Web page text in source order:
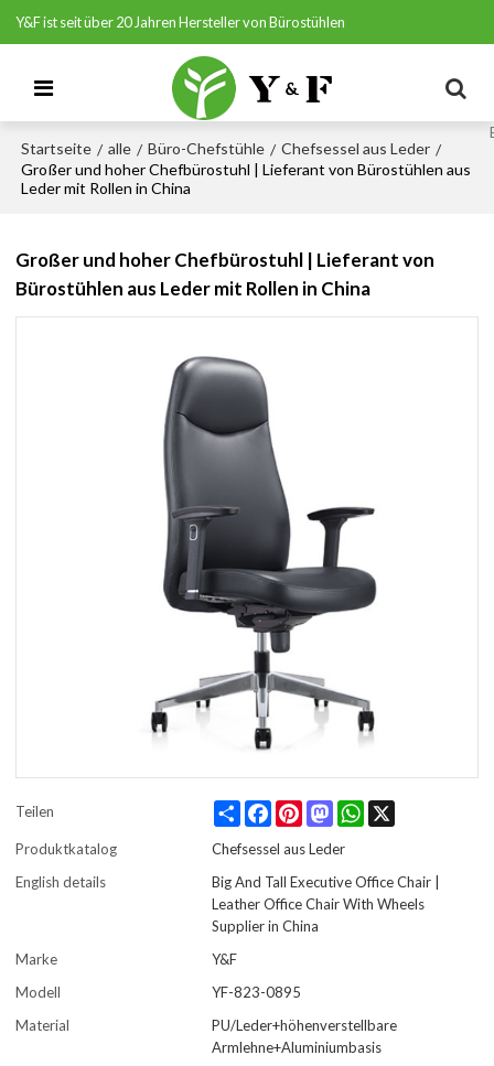
Y&F ist seit über 20 Jahren Hersteller von Bürostühlen
Startseite / alle / Büro-Chefstühle / Chefsessel aus Leder /
Großer und hoher Chefbürostuhl | Lieferant von Bürostühlen aus
Leder mit Rollen in China
Großer und hoher Chefbürostuhl | Lieferant von
Bürostühlen aus Leder mit Rollen in China
Teilen Share FacebookPinterestMastodonWhatsApp
Produktkatalog
Chefsessel aus Leder
English details
Big And Tall Executive Office Chair |
Leather Office Chair With Wheels
Supplier in China
Marke
Y&F
Modell
YF-823-0895
Material
PU/Leder+höhenverstellbare
Armlehne+Aluminiumbasis